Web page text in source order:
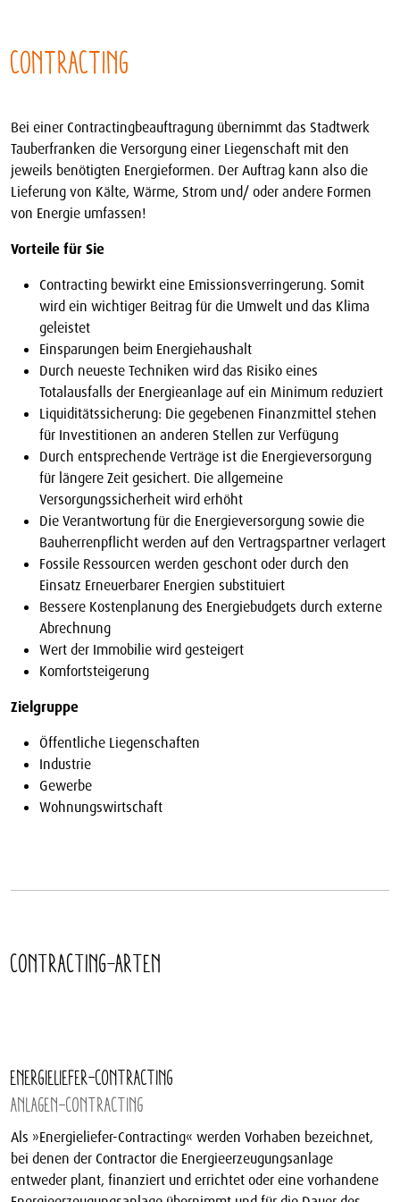
Contracting
Bei einer Contractingbeauftragung übernimmt das Stadtwerk
Tauberfranken die Versorgung einer Liegenschaft mit den
jeweils benötigten Energieformen. Der Auftrag kann also die
Lieferung von Kälte, Wärme, Strom und/ oder andere Formen
von Energie umfassen!
Vorteile für Sie
Contracting bewirkt eine Emissionsverringerung. Somit
wird ein wichtiger Beitrag für die Umwelt und das Klima
geleistet
Einsparungen beim Energiehaushalt
Durch neueste Techniken wird das Risiko eines
Totalausfalls der Energieanlage auf ein Minimum reduziert
Liquiditätssicherung: Die gegebenen Finanzmittel stehen
für Investitionen an anderen Stellen zur Verfügung
Durch entsprechende Verträge ist die Energieversorgung
für längere Zeit gesichert. Die allgemeine
Versorgungssicherheit wird erhöht
Die Verantwortung für die Energieversorgung sowie die
Bauherrenpflicht werden auf den Vertragspartner verlagert
Fossile Ressourcen werden geschont oder durch den
Einsatz Erneuerbarer Energien substituiert
Bessere Kostenplanung des Energiebudgets durch externe
Abrechnung
Wert der Immobilie wird gesteigert
Komfortsteigerung
Zielgruppe
Öffentliche Liegenschaften
Industrie
Gewerbe
Wohnungswirtschaft
Contracting-Arten
Energieliefer-Contracting
Anlagen-Contracting
Als »Energieliefer-Contracting« werden Vorhaben bezeichnet,
bei denen der Contractor die Energieerzeugungsanlage
entweder plant, finanziert und errichtet oder eine vorhandene